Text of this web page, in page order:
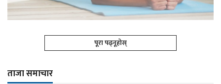
पूरा पढ्नूहोस्
ताजा समाचार